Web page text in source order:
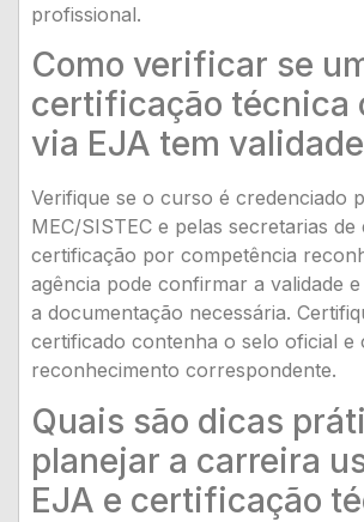
profissional.
Como verificar se
certificação técnica
via EJA tem
Verifique se o curso é credenciado
MEC/SISTEC e pelas secretarias
certificação por competência
agência pode confirmar a validade
a documentação necessária.
certificado contenha o selo oficial e
reconhecimento correspondente.
Quais são dicas
planejar a carreira
EJA e certificação